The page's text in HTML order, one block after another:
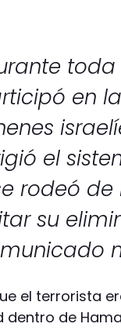
en
el
rodeó de
su
el terrorista
dentro de